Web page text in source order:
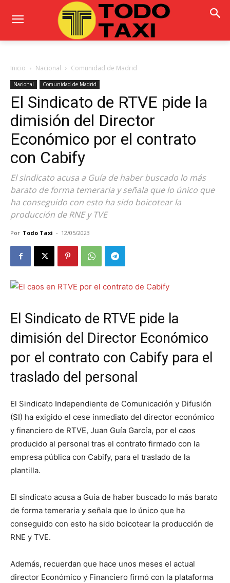
Inicio Nacional Comunidad de Madrid
Nacional Comunidad de Madrid
El Sindicato de RTVE pide la
dimisión del Director
Económico por el contrato
con Cabify
El sindicato acusa a Guía de haber buscado lo más
barato de forma temeraria y señala que lo único que
ha conseguido con esto ha sido boicotear la
producción de RNE y TVE
Por Todo Taxi - 12/05/2023
El Sindicato de RTVE pide la
dimisión del Director Económico
por el contrato con Cabify para el
traslado del personal
El Sindicato Independiente de Comunicación y Difusión
(SI) ha exigido el cese inmediato del director económico
y financiero de RTVE, Juan Guía García, por el caos
producido al personal tras el contrato firmado con la
empresa pública con Cabify, para el traslado de la
plantilla.
El sindicato acusa a Guía de haber buscado lo más barato
de forma temeraria y señala que lo único que ha
conseguido con esto ha sido boicotear la producción de
RNE y TVE.
Además, recuerdan que hace unos meses el actual
director Económico y Financiero firmó con la plataforma